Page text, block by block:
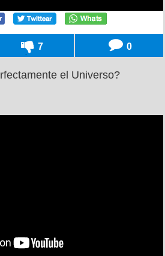
7 0
el Universo?